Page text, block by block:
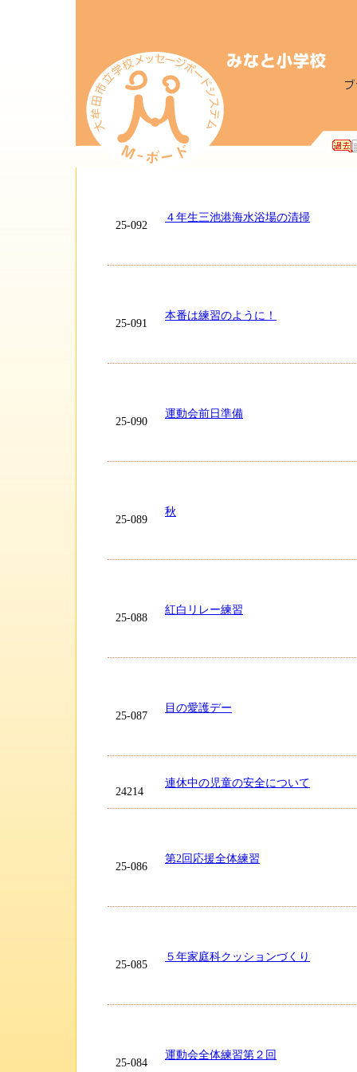
25-092
４年生三池港海水浴場の清掃
25-091
本番は練習のように！
25-090
運動会前日準備
25-089
秋
25-088
紅白リレー練習
25-087
目の愛護デー
24214
連休中の児童の安全について
25-086
第2回応援全体練習
25-085
５年家庭科クッションづくり
25-084
運動会全体練習第２回